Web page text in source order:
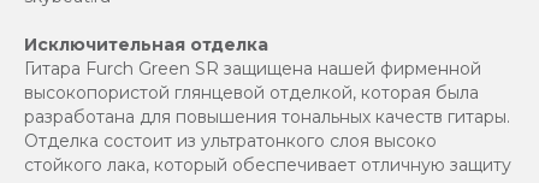
Исключительная отделка
Гитара Furch Green SR защищена нашей фирменной
высокопористой глянцевой отделкой, которая была
разработана для повышения тональных качеств гитары.
Отделка состоит из ультратонкого слоя высоко
стойкого лака, который обеспечивает отличную защиту